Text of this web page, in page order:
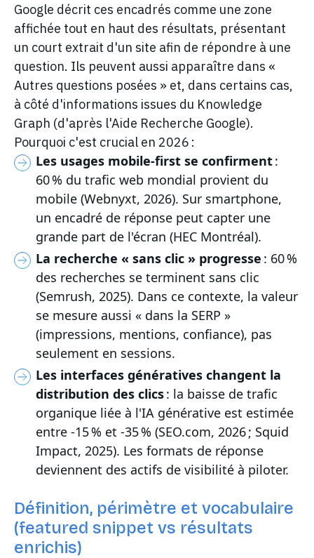
Google décrit ces encadrés comme une zone
affichée tout en haut des résultats, présentant
un court extrait d'un site afin de répondre à une
question. Ils peuvent aussi apparaître dans «
Autres questions posées » et, dans certains cas,
à côté d'informations issues du Knowledge
Graph (d'après l'Aide Recherche Google).
Pourquoi c'est crucial en 2026 :
Les usages mobile-first se confirment:
60 % du trafic web mondial provient du
mobile (Webnyxt, 2026). Sur smartphone,
un encadré de réponse peut capter une
grande part de l'écran (HEC Montréal).
La recherche « sans clic » progresse : 60 %
des recherches se terminent sans clic
(Semrush, 2025). Dans ce contexte, la valeur
se mesure aussi « dans la SERP »
(impressions, mentions, confiance), pas
seulement en sessions.
Les interfaces génératives changent la
distribution des clics: la baisse de trafic
organique liée à l'IA générative est estimée
entre -15 % et -35 % (SEO.com, 2026 ; Squid
Impact, 2025). Les formats de réponse
deviennent des actifs de visibilité à piloter.
Définition, périmètre et vocabulaire
(featured snippet vs résultats
enrichis)